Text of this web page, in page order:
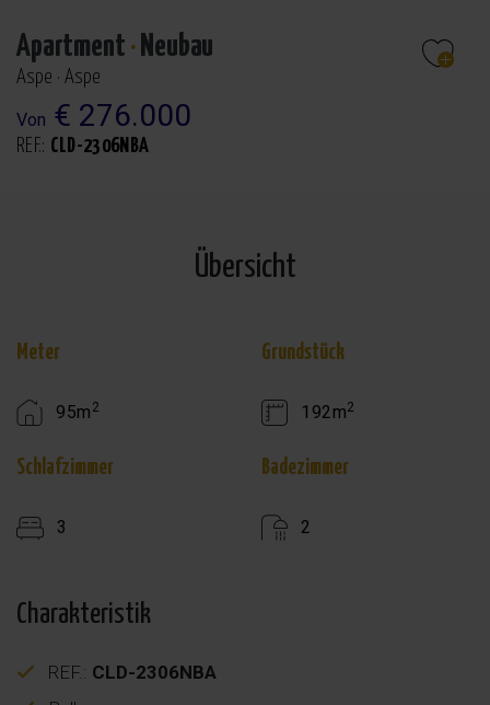
Apartment · Neubau
Aspe · Aspe
Von € 276.000
REF.: CLD-2306NBA
Übersicht
Meter
95m 2
Grundstück
192m2
Schlafzimmer
3
Badezimmer
2
Charakteristik
REF.: CLD-2306NBA